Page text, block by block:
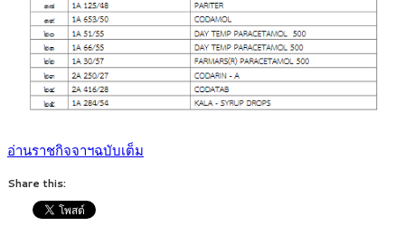
อ่านราชกิจจาฯฉบับเต็ม
Share this: